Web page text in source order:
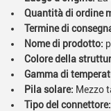
Quantità di ordine
Termine di
Nome di prodotto:
Colore della
Gamma di
Pila solare: Mezzo
Tipo del connettore: